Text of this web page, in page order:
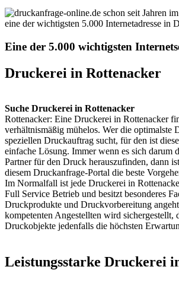
Eine der 5.000 wichtigsten
Druckerei in Rottenacker
Suche Druckerei in Rottenacker
Rottenacker: Eine Druckerei in Rottenacker
verhältnismäßig mühelos. Wer die optimalste
speziellen Druckauftrag sucht, für den ist
einfache Lösung. Immer wenn es sich darum
Partner für den Druck herauszufinden, dann
diesem Druckanfrage-Portal die beste
Im Normalfall ist jede Druckerei in
Full Service Betrieb und besitzt besonderes
Druckprodukte und Druckvorbereitung
kompetenten Angestellten wird sichergestellt,
Druckobjekte jedenfalls die höchsten
Leistungsstarke Druckerei